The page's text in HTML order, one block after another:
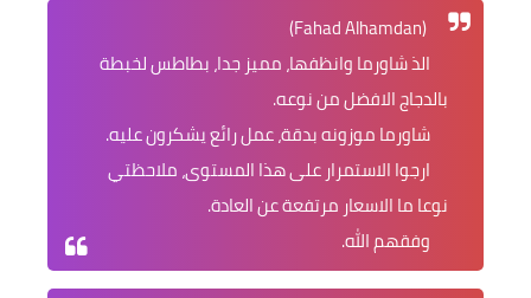
(Fahad Alhamdan)
الذ شاورما وانظفها، مميز جدا، بطاطس لخبطة
بالدجاج الافضل من نوعه.
شاورما موزونه بدقة، عمل رائع يشكرون عليه.
ارجوا الاستمرار على هذا المستوى، ملاحظتي
نوعا ما الاسعار مرتفعة عن العادة.
وفقهم الله.